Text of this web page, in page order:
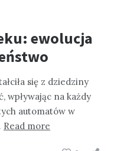
ewolucja
się z dziedziny
wpływając na każdy
automatów w
Read more